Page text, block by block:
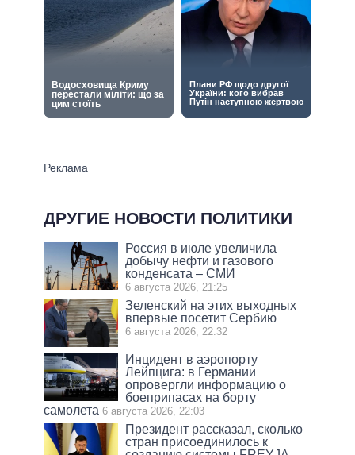
ДРУГИЕ НОВОСТИ ПОЛИТИКИ
Россия в июле увеличила
добычу нефти и газового
конденсата – СМИ
6 августа 2026, 21:25
Зеленский на этих выходных
впервые посетит Сербию
6 августа 2026, 22:32
Инцидент в аэропорту
Лейпцига: в Германии
опровергли информацию о
боеприпасах на борту
самолета 6 августа 2026, 22:03
Президент рассказал, сколько
стран присоединилось к